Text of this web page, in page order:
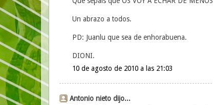
Un abrazo a todos.
PD: Juanlu que sea de enhorabuena.
DIONI.
10 de agosto de 2010 a las 21:03
Antonio nieto dijo...